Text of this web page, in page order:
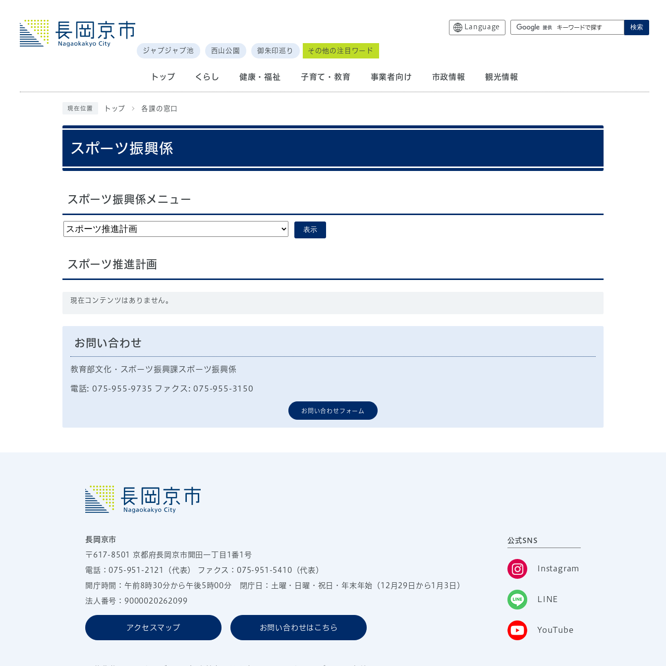
Language 検索
ジャブジャブ池 西山公園 御朱印巡り その他の注目ワード
トップ くらし 健康・福祉 子育て・教育 事業者向け 市政情報 観光情報
現在位置 トップ 各課の窓口
スポーツ振興係
スポーツ振興係メニュー
表示
スポーツ推進計画
現在コンテンツはありません。
お問い合わせ
教育部文化・スポーツ振興課スポーツ振興係
電話: 075-955-9735 ファクス: 075-955-3150
お問い合わせフォーム
長岡京市
〒617-8501 京都府長岡京市開田一丁目1番1号
電話：075-951-2121 （代表） ファクス：075-951-5410（代表）
開庁時間：午前8時30分から午後5時00分 閉庁日：土曜・日曜・祝日・年末年始（12月29日から1月3日）
法人番号：9000020262099
アクセスマップ お問い合わせはこちら
公式SNS
Instagram
LINE
YouTube